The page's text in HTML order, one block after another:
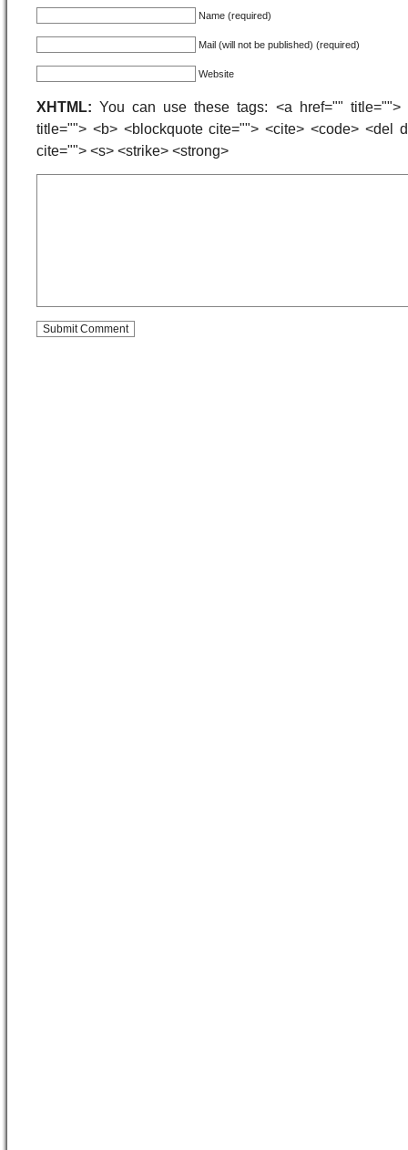
Name (required)
Mail (will not be published) (required)
Website
XHTML: You can use these tags: <a href="" title="">
title=""> <b> <blockquote cite=""> <cite> <code> <del
cite=""> <s> <strike> <strong>